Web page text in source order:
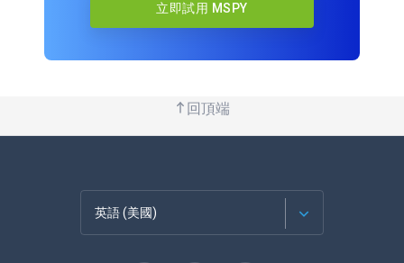
立即試用 MSPY
回頂端
英語 (美國)